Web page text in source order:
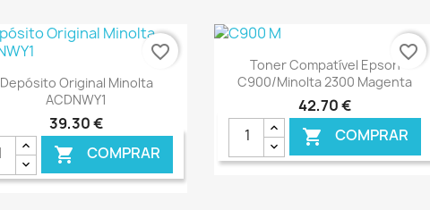
Ver+
Depósito Original Minolta
ACDNWY1
39,30 €
 COMPRAR
favorite_border Ver+
Toner Compatível Epson
C900/Minolta 2300 Magenta
42,70 €
 COMPRAR
favorite_border